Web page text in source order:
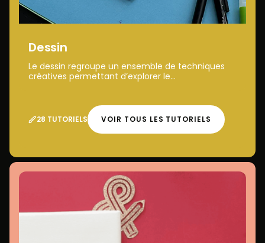
Dessin
Le dessin regroupe un ensemble de techniques
créatives permettant d’explorer le...
28 TUTORIELS VOIR TOUS LES TUTORIELS